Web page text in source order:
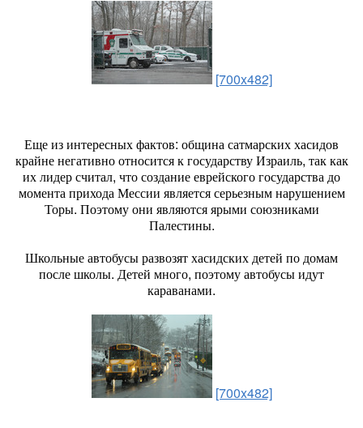
[700x482]
Еще из интересных фактов: община сатмарских хасидов
крайне негативно относится к государству Израиль, так как
их лидер считал, что создание еврейского государства до
момента прихода Мессии является серьезным нарушением
Торы. Поэтому они являются ярыми союзниками
Палестины.
Школьные автобусы развозят хасидских детей по домам
после школы. Детей много, поэтому автобусы идут
караванами.
[700x482]